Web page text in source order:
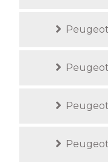
Peugeot
Peugeot
Peugeot